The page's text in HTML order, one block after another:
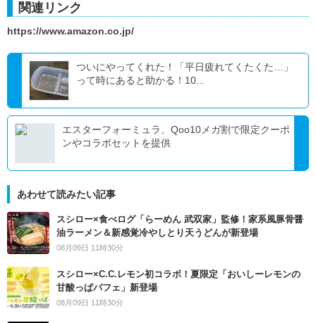
関連リンク
https://www.amazon.co.jp/
ついにやってくれた！「平日疲れてくたくた…」
って時にあると助かる！10...
エスターフォーミュラ、Qoo10メガ割で限定クーポ
ンやコラボセットを提供
あわせて読みたい記事
スシロー×食べログ「らーめん 武双家」監修！家系風豚骨醤
油ラーメン＆新感覚冷やしとり天うどんが新登場
08月09日 11時30分
スシロー×C.C.レモン初コラボ！夏限定「おいしーレモンの
甘酸っぱパフェ」新登場
08月09日 11時30分